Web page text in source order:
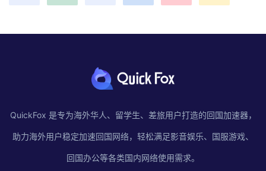
QuickFox 是专为海外华人、留学生、差旅用户打造的回国加速器，
助力海外用户稳定加速回国网络，轻松满足影音娱乐、国服游戏、
回国办公等各类国内网络使用需求。